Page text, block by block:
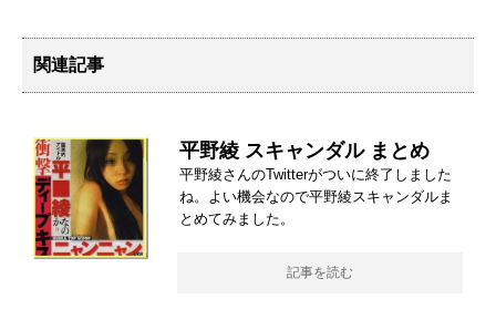
関連記事
平野綾 スキャンダル まとめ
平野綾さんのTwitterがついに終了しました
ね。よい機会なので平野綾スキャンダルま
とめてみました。
記事を読む